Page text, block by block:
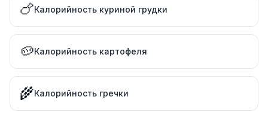
🍗Калорийность куриной грудки
🥔Калорийность картофеля
🌾Калорийность гречки